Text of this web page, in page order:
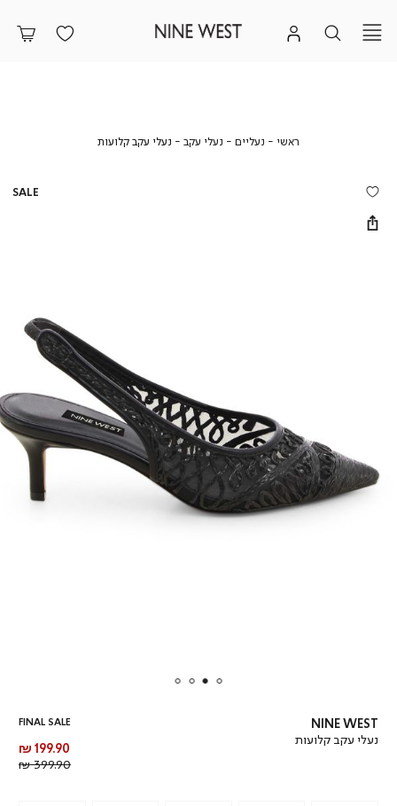
ראשי ראשינעליים נעליים
נעלי עקב נעלינעלי עקב קלועותנעלי
NINE WEST
נעלי עקב קלועות
FINAL SALE
מחיר
מוצר
199.90 ₪
399.90 ₪
SALE